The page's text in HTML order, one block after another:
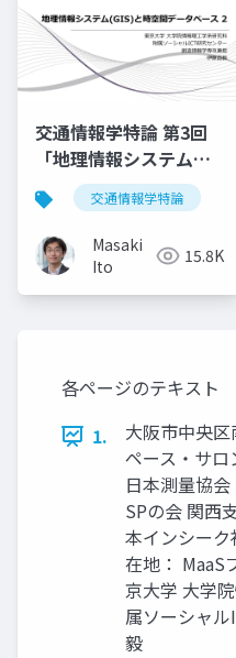
交通情報学特論 第3回
「地理情報システム
(GIS)と時空間データベ
ース2」講師：伊藤昌毅
交通情報学特論
Masaki
Ito
15.8K
各ページのテキスト
1.
大阪市中央
ペース・サロ
日本測量協会
SPの会 関西
本インシー
在地： MaaS
京大学 大学
属ソーシャ
毅